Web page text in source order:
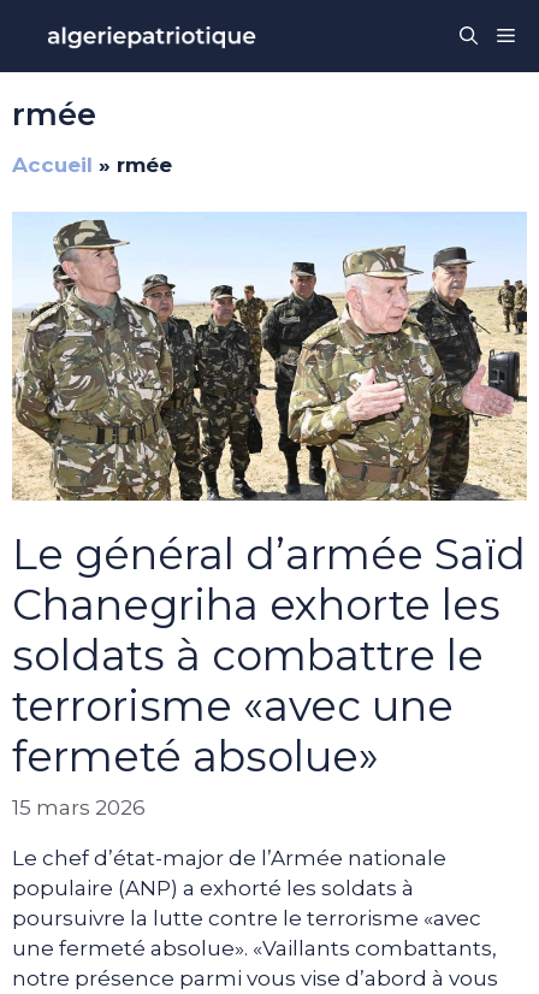
contenu
rmée
Accueil » rmée
Le général d’armée Saïd
Chanegriha exhorte les
soldats à combattre le
terrorisme «avec une
fermeté absolue»
15 mars 2026
Le chef d’état-major de l’Armée nationale
populaire (ANP) a exhorté les soldats à
poursuivre la lutte contre le terrorisme «avec
une fermeté absolue». «Vaillants combattants,
notre présence parmi vous vise d’abord à vous